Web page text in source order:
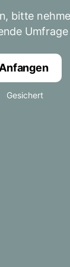
bitte
Anfangen
Gesichert